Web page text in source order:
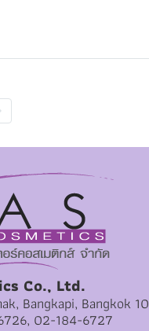
Co., Ltd.
Bangkapi, Bangkok
02-184-6727